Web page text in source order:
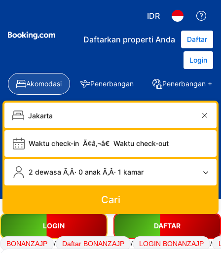
IDR
Daftarkan properti Anda Daftar
Login
Akomodasi Penerbangan Penerbangan +
Waktu check-in Ã¢â‚¬â€ Waktu check-out
2 dewasa Ã‚Â· 0 anak Ã‚Â· 1 kamar
Cari
LOGIN DAFTAR
BONANZAJP / Daftar BONANZAJP / LOGIN BONANZAJP /